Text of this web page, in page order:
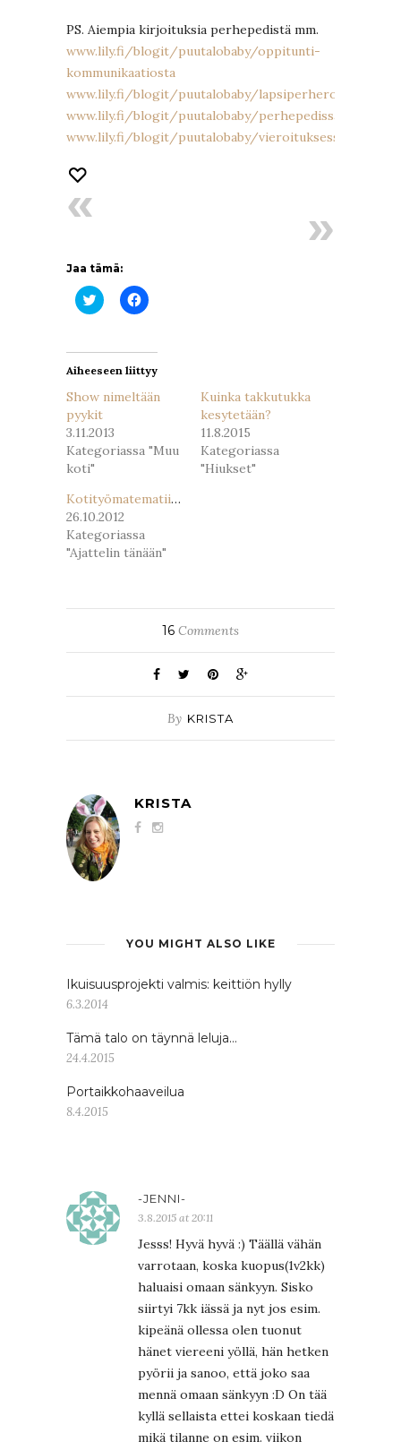
PS. Aiempia kirjoituksia perhepedistä mm.
www.lily.fi/blogit/puutalobaby/oppitunti-
kommunikaatiosta
www.lily.fi/blogit/puutalobaby/lapsiperheromantiikkaa
www.lily.fi/blogit/puutalobaby/perhepedissa
www.lily.fi/blogit/puutalobaby/vieroituksessa
Jaa tämä:
Jaa
Twitterissä(Avautuu
Jaa
Facebookissa(Avautuu
Aiheeseen liittyy
Show nimeltään
pyykit
3.11.2013
Kategoriassa "Muu
koti"
Kuinka takkutukka
kesytetään?
11.8.2015
Kategoriassa
"Hiukset"
Kotityömatematiikkaa
26.10.2012
Kategoriassa
"Ajattelin tänään"
16 Comments
By KRISTA
KRISTA
YOU MIGHT ALSO LIKE
Ikuisuusprojekti valmis: keittiön hylly
6.3.2014
Tämä talo on täynnä leluja…
24.4.2015
Portaikkohaaveilua
8.4.2015
-JENNI-
3.8.2015 at 20:11
Jesss! Hyvä hyvä :) Täällä vähän
varrotaan, koska kuopus(1v2kk)
haluaisi omaan sänkyyn. Sisko
siirtyi 7kk iässä ja nyt jos esim.
kipeänä ollessa olen tuonut
hänet viereeni yöllä, hän hetken
pyörii ja sanoo, että joko saa
mennä omaan sänkyyn :D On tää
kyllä sellaista ettei koskaan tiedä
mikä tilanne on esim. viikon